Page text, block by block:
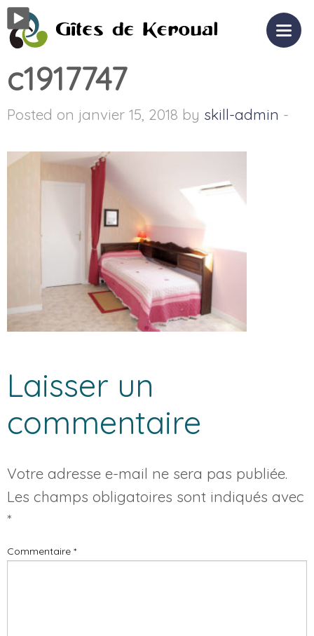
c1917747
Posted on janvier 15, 2018 by skill-admin -
Laisser un
commentaire
Votre adresse e-mail ne sera pas publiée.
Les champs obligatoires sont indiqués avec
*
Commentaire *